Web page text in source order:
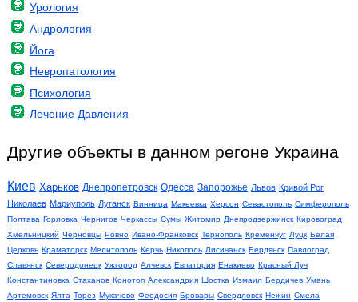
Урология
Андрология
Йога
Невропатология
Психология
Лечение Давления
Другие объекты в данном регоне Украина
Киев Харьков Днепропетровск Одесса Запорожье Львов Кривой Рог
Николаев Мариуполь Луганск Винница Макеевка Херсон Севастополь Симферополь
Полтава Горловка Чернигов Черкассы Сумы Житомир Днепродзержинск Кировоград
Хмельницкий Черновцы Ровно Ивано-Франковск Тернополь Кременчуг Луцк Белая
Церковь Краматорск Мелитополь Керчь Никополь Лисичанск Бердянск Павлоград
Славянск Северодонецк Ужгород Алчевск Евпатория Енакиево Красный Луч
Константиновка Стаханов Конотоп Александрия Шостка Измаил Бердичев Умань
Артемовск Ялта Торез Мукачево Феодосия Бровары Свердловск Нежин Смела